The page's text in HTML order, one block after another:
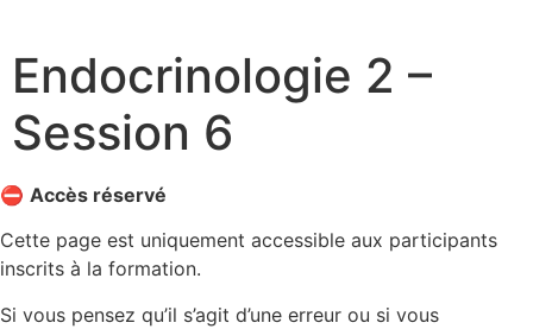
Endocrinologie 2 –
Session 6
⛔ Accès réservé
Cette page est uniquement accessible aux participants
inscrits à la formation.
Si vous pensez qu’il s’agit d’une erreur ou si vous